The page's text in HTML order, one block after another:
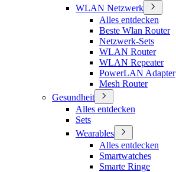
WLAN Netzwerk
Alles entdecken
Beste Wlan Router
Netzwerk-Sets
WLAN Router
WLAN Repeater
PowerLAN Adapter
Mesh Router
Gesundheit
Alles entdecken
Sets
Wearables
Alles entdecken
Smartwatches
Smarte Ringe